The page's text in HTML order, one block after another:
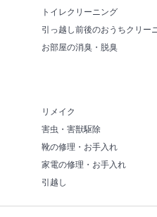
トイレクリーニング
引っ越し前後のおうちクリー
お部屋の消臭・脱臭
リメイク
害虫・害獣駆除
靴の修理・お手入れ
家電の修理・お手入れ
引越し